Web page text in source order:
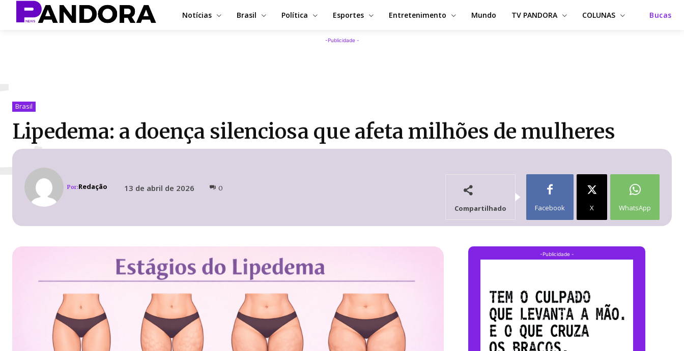
Notícias Brasil Política Esportes Entretenimento Mundo TV PANDORA COLUNAS Bucas
-Publicidade -
Brasil
Lipedema: a doença silenciosa que afeta milhões de mulheres
Por:Redação 13 de abril de 2026 0
Compartilhado Facebook X WhatsApp
-Publicidade -